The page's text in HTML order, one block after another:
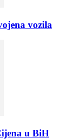
vozila
u BiH